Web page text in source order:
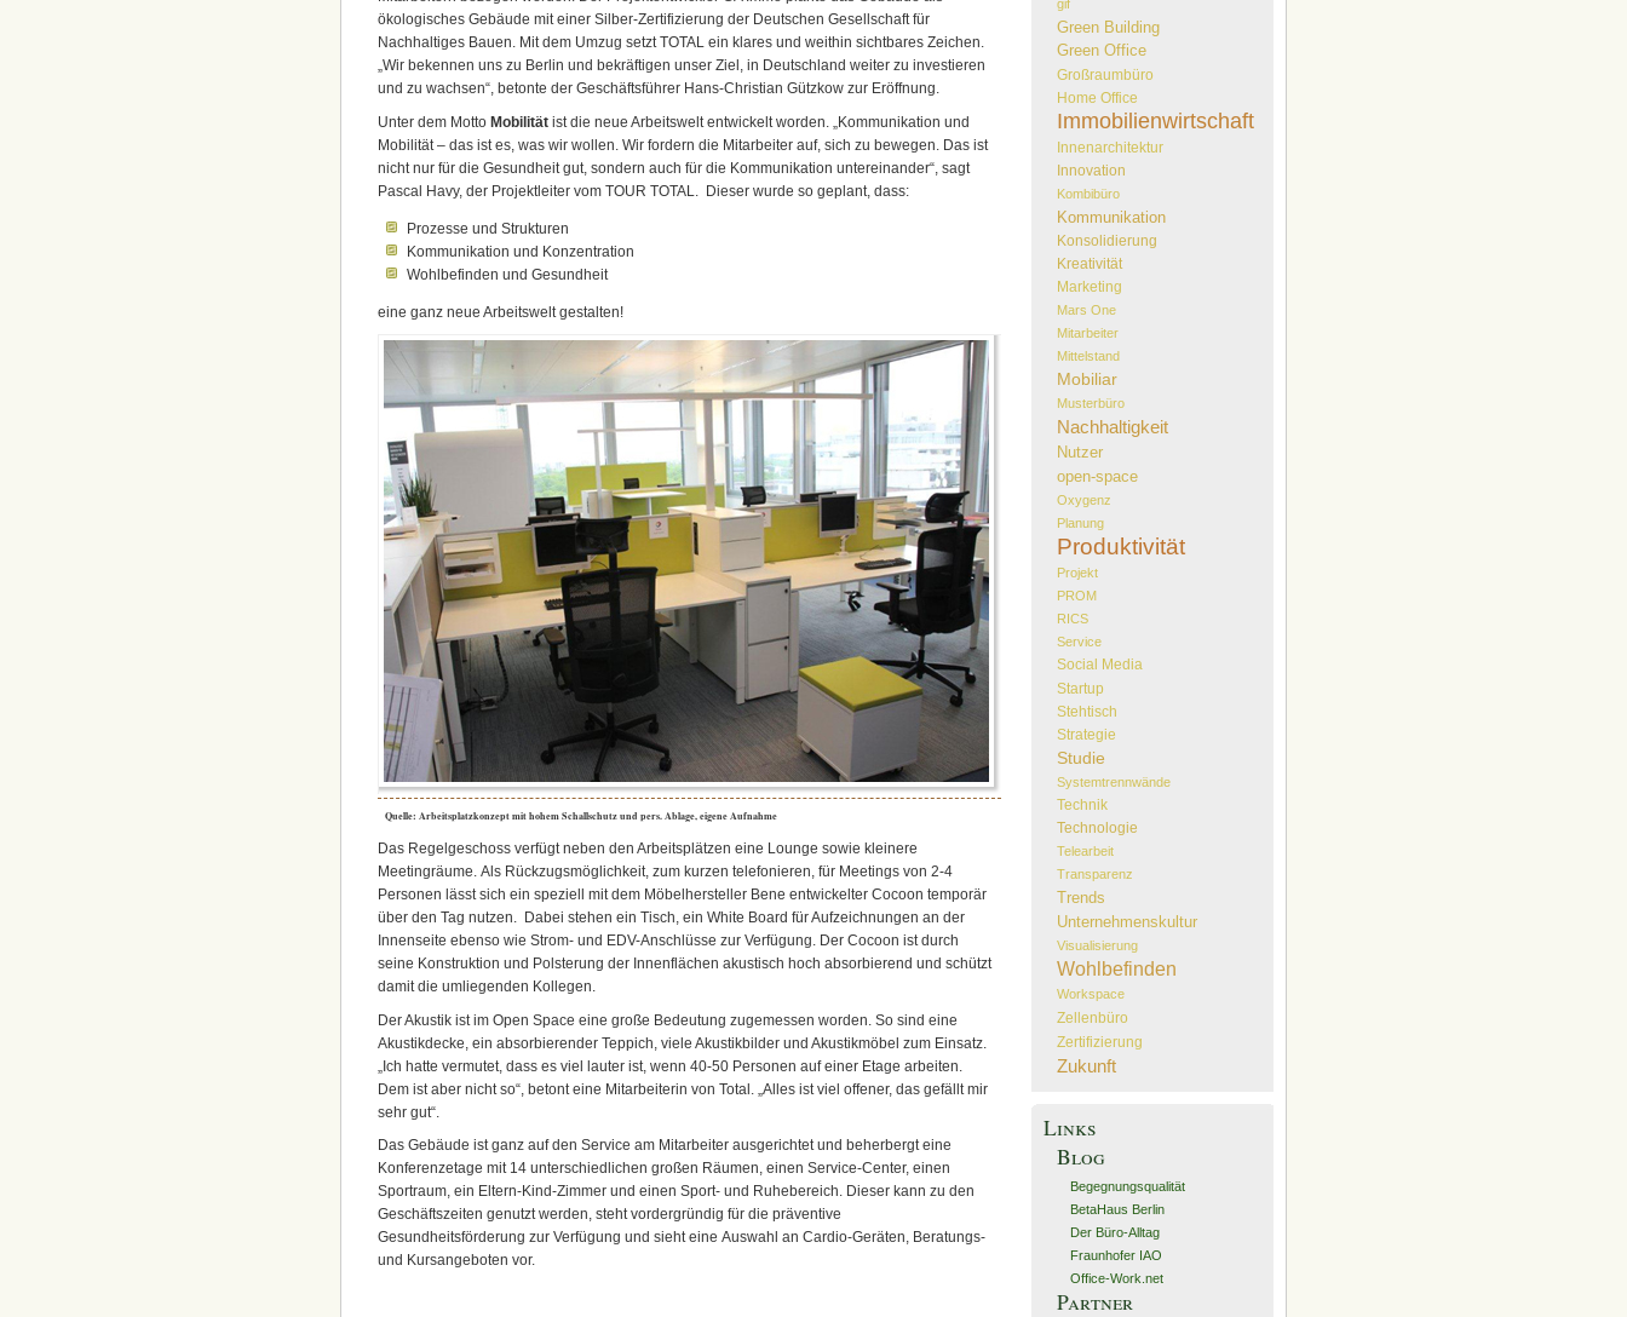
ökologisches Gebäude mit einer Silber-Zertifizierung der Deutschen Gesellschaft für
Nachhaltiges Bauen. Mit dem Umzug setzt TOTAL ein klares und weithin sichtbares Zeichen.
„Wir bekennen uns zu Berlin und bekräftigen unser Ziel, in Deutschland weiter zu investieren
und zu wachsen“, betonte der Geschäftsführer Hans-Christian Gützkow zur Eröffnung.
Unter dem Motto Mobilität ist die neue Arbeitswelt entwickelt worden. „Kommunikation und
Mobilität – das ist es, was wir wollen. Wir fordern die Mitarbeiter auf, sich zu bewegen. Das ist
nicht nur für die Gesundheit gut, sondern auch für die Kommunikation untereinander“, sagt
Pascal Havy, der Projektleiter vom TOUR TOTAL. Dieser wurde so geplant, dass:
Prozesse und Strukturen
Kommunikation und Konzentration
Wohlbefinden und Gesundheit
eine ganz neue Arbeitswelt gestalten!
Quelle: Arbeitsplatzkonzept mit hohem Schallschutz und pers. Ablage, eigene Aufnahme
Das Regelgeschoss verfügt neben den Arbeitsplätzen eine Lounge sowie kleinere
Meetingräume. Als Rückzugsmöglichkeit, zum kurzen telefonieren, für Meetings von 2-4
Personen lässt sich ein speziell mit dem Möbelhersteller Bene entwickelter Cocoon temporär
über den Tag nutzen. Dabei stehen ein Tisch, ein White Board für Aufzeichnungen an der
Innenseite ebenso wie Strom- und EDV-Anschlüsse zur Verfügung. Der Cocoon ist durch
seine Konstruktion und Polsterung der Innenflächen akustisch hoch absorbierend und schützt
damit die umliegenden Kollegen.
Der Akustik ist im Open Space eine große Bedeutung zugemessen worden. So sind eine
Akustikdecke, ein absorbierender Teppich, viele Akustikbilder und Akustikmöbel zum Einsatz.
„Ich hatte vermutet, dass es viel lauter ist, wenn 40-50 Personen auf einer Etage arbeiten.
Dem ist aber nicht so“, betont eine Mitarbeiterin von Total. „Alles ist viel offener, das gefällt mir
sehr gut“.
Das Gebäude ist ganz auf den Service am Mitarbeiter ausgerichtet und beherbergt eine
Konferenzetage mit 14 unterschiedlichen großen Räumen, einen Service-Center, einen
Sportraum, ein Eltern-Kind-Zimmer und einen Sport- und Ruhebereich. Dieser kann zu den
Geschäftszeiten genutzt werden, steht vordergründig für die präventive
Gesundheitsförderung zur Verfügung und sieht eine Auswahl an Cardio-Geräten, Beratungs-
und Kursangeboten vor.
gif
Green Building
Green Office
Großraumbüro
Home Office
Immobilienwirtschaft
Innenarchitektur
Innovation
Kombibüro
Kommunikation
Konsolidierung
Kreativität
Marketing
Mars One
Mitarbeiter
Mittelstand
Mobiliar
Musterbüro
Nachhaltigkeit
Nutzer
open-space
Oxygenz
Planung
Produktivität
Projekt
PROM
RICS
Service
Social Media
Startup
Stehtisch
Strategie
Studie
Systemtrennwände
Technik
Technologie
Telearbeit
Transparenz
Trends
Unternehmenskultur
Visualisierung
Wohlbefinden
Workspace
Zellenbüro
Zertifizierung
Zukunft
Links
Blog
Begegnungsqualität
BetaHaus Berlin
Der Büro-Alltag
Fraunhofer IAO
Office-Work.net
Partner